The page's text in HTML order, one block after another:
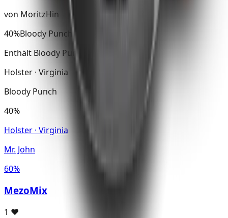
von MoritzHin
40%Bloody Punch
Enthält Bloody Punch
Holster · Virginia
Bloody Punch
40%
Holster · Virginia
Mr. John
60%
MezoMix
1 ♥